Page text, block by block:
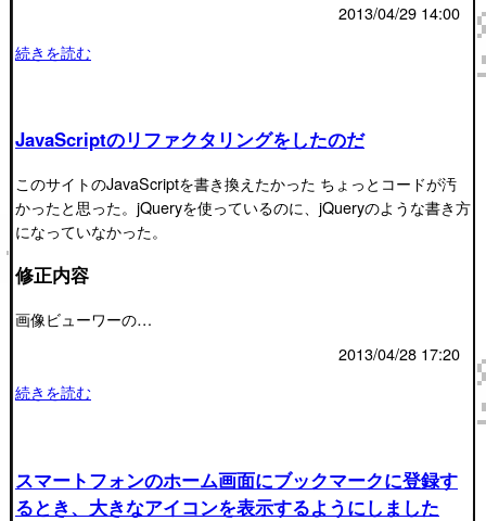
2013/04/29 14:00
続きを読む
JavaScriptのリファクタリングをしたのだ
このサイトのJavaScriptを書き換えたかった ちょっとコードが汚
かったと思った。jQueryを使っているのに、jQueryのような書き方
になっていなかった。
修正内容
画像ビューワーの…
2013/04/28 17:20
続きを読む
スマートフォンのホーム画面にブックマークに登録す
るとき、大きなアイコンを表示するようにしました